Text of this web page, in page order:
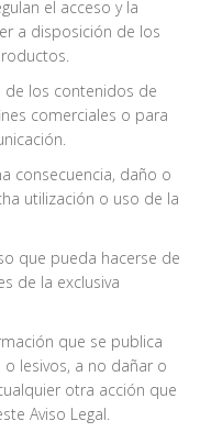
el acceso y la
a disposición de los
de los contenidos de
comerciales o para
consecuencia, daño o
utilización o uso de la
que pueda hacerse de
de la exclusiva
que se publica
lesivos, a no dañar o
otra acción que
Aviso Legal.